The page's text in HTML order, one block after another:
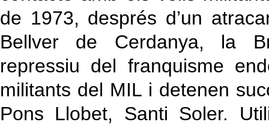
de 1973, després d’un
Bellver de Cerdanya, la
repressiu del franquisme
militants del MIL i detenen
Pons Llobet, Santi Soler.